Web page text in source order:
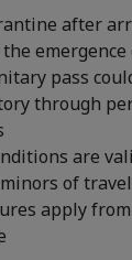
after
emergence
pass
through
are
of
apply